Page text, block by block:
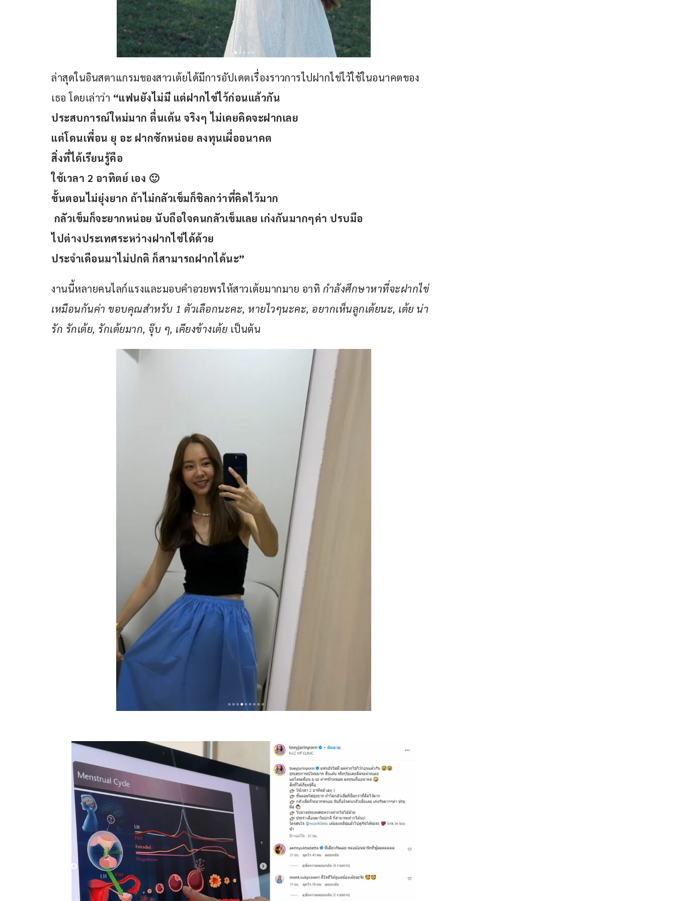
ล่าสุดในอินสตาแกรมของสาวเต้ยได้มีการอัปเดตเรื่องราวการไปฝากไข่ไว้ใช้ในอนาคตของ
เธอ โดยเล่าว่า “แฟนยังไม่มี แต่ฝากไข่ไว้ก่อนแล้วกัน
ประสบการณ์ใหม่มาก ตื่นเต้น จริงๆ ไม่เคยคิดจะฝากเลย
แต่โดนเพื่อน ยุ อะ ฝากซักหน่อย ลงทุนเผื่ออนาคต
สิ่งที่ได้เรียนรู้คือ
ใช้เวลา 2 อาทิตย์ เอง 🙂
ขั้นตอนไม่ยุ่งยาก ถ้าไม่กลัวเข็มก็ชิลกว่าที่คิดไว้มาก
กลัวเข็มก็จะยากหน่อย นับถือใจคนกลัวเข็มเลย เก่งกันมากๆค่า ปรบมือ
ไปต่างประเทศระหว่างฝากไข่ได้ด้วย
ประจำเดือนมาไม่ปกติ ก็สามารถฝากได้นะ”
งานนี้หลายคนไลก์แรงและมอบคำอวยพรให้สาวเต้ยมากมาย อาทิ กำลังศึกษาหาที่จะฝากไข่
เหมือนกันค่า ขอบคุณสำหรับ 1 ตัวเลือกนะคะ, หายไวๆนะคะ, อยากเห็นลูกเต้ยนะ, เต้ย น่า
รัก รักเต้ย, รักเต้ยมาก, จุ๊บ ๆ, เคียงข้างเต้ย เป็นต้น